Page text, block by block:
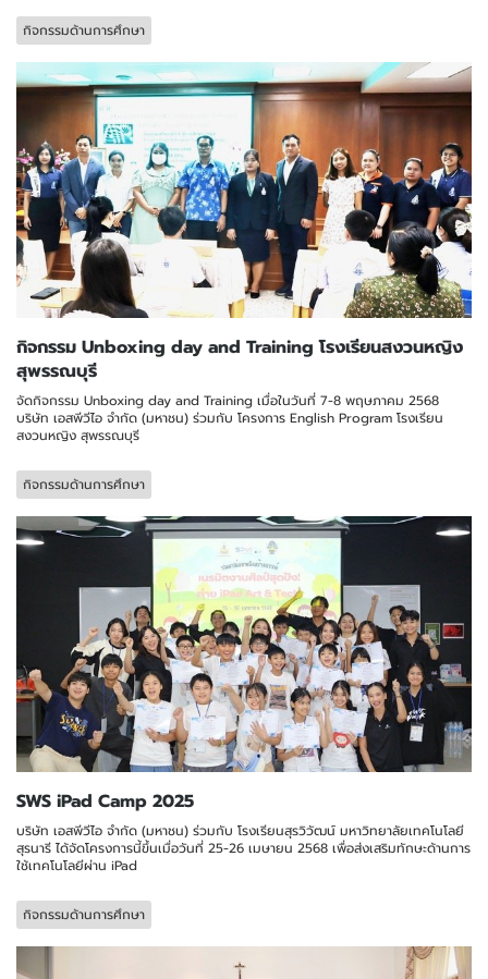
กิจกรรมด้านการศึกษา
กิจกรรม Unboxing day and Training โรงเรียนสงวนหญิง
สุพรรณบุรี
จัดกิจกรรม Unboxing day and Training เมื่อในวันที่ 7-8 พฤษภาคม 2568
บริษัท เอสพีวีไอ จำกัด (มหาชน) ร่วมกับ โครงการ English Program โรงเรียน
สงวนหญิง สุพรรณบุรี
กิจกรรมด้านการศึกษา
SWS iPad Camp 2025
บริษัท เอสพีวีไอ จำกัด (มหาชน) ร่วมกับ โรงเรียนสุรวิวัฒน์ มหาวิทยาลัยเทคโนโลยี
สุรนารี ได้จัดโครงการนี้ขึ้นเมื่อวันที่ 25-26 เมษายน 2568 เพื่อส่งเสริมทักษะด้านการ
ใช้เทคโนโลยีผ่าน iPad
กิจกรรมด้านการศึกษา